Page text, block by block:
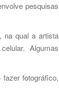
pesquisas
na qual a artista
Algumas
fotográfico,